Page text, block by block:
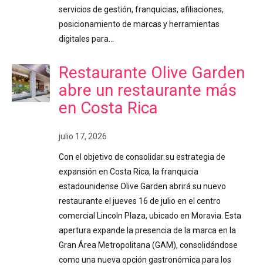
servicios de gestión, franquicias, afiliaciones,
posicionamiento de marcas y herramientas
digitales para…
Restaurante Olive Garden
abre un restaurante más
en Costa Rica
julio 17, 2026
Con el objetivo de consolidar su estrategia de
expansión en Costa Rica, la franquicia
estadounidense Olive Garden abrirá su nuevo
restaurante el jueves 16 de julio en el centro
comercial Lincoln Plaza, ubicado en Moravia. Esta
apertura expande la presencia de la marca en la
Gran Área Metropolitana (GAM), consolidándose
como una nueva opción gastronómica para los